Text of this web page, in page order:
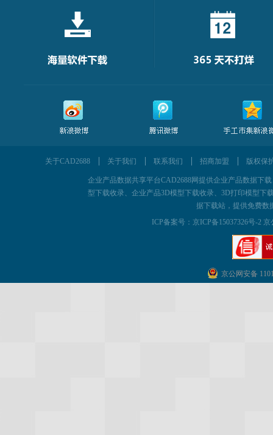
关于CAD2688 关于我们 联系我们 招商加盟 版权保
企业产品数据共享平台CAD2688网提供企业产品数据下
型下载收录、企业产品3D模型下载收录、3D打印模型下
据下载站，提供免费数
ICP备案号： 京ICP备15037326号-2
京公网安备